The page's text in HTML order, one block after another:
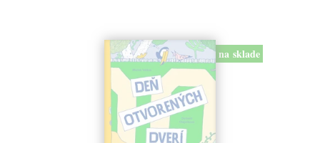
na sklade